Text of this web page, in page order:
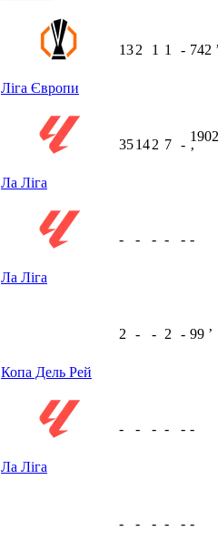
Ліга Європи
132 1 1 - 742
Ла Ліга
35142 7 -
1902
ʼ
Ла Ліга
- - - - - -
Копа Дель Рей
2 - - 2 - 99 ʼ
Ла Ліга
- - - - - -
- - - - - -